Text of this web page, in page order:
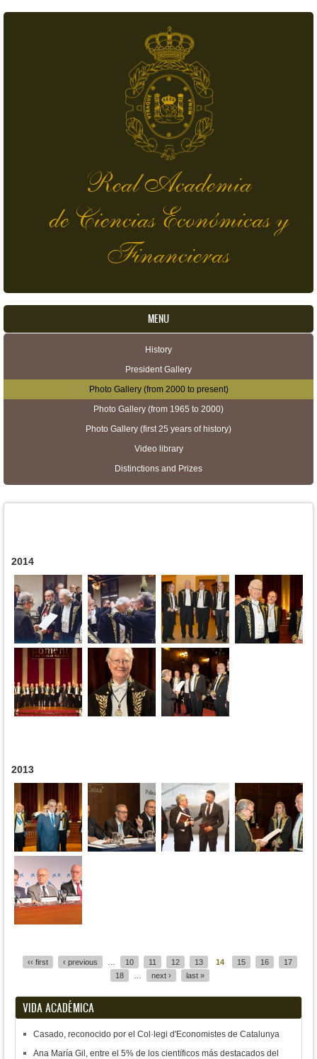
Real Academia
de Ciencias Económicas y
Financieras
MENU
History
President Gallery
Photo Gallery (from 2000 to present)
Photo Gallery (from 1965 to 2000)
Photo Gallery (first 25 years of history)
Video library
Distinctions and Prizes
2014
2013
‹‹ first ‹ previous 10 11 12 13 14 15 16
17
18
next › last »
VIDA ACADÉMICA
Casado, reconocido por el Col·legi d'Economistes de Catalunya
Ana María Gil, entre el 5% de los científicos más destacados del